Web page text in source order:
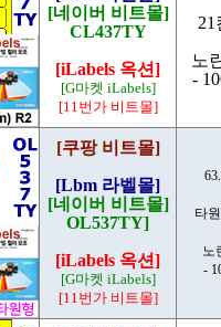
[네이버 비트몰]
CL437TY
[iLabels 옥션]
[G마켓 iLabels]
[11번가 비트몰]
21
노
-
[쿠팡 비트몰]
[Lbm 라벨몰]
[네이버 비트몰]
OL537TY]
[iLabels 옥션]
[G마켓 iLabels]
[11번가 비트몰]
타
노
-